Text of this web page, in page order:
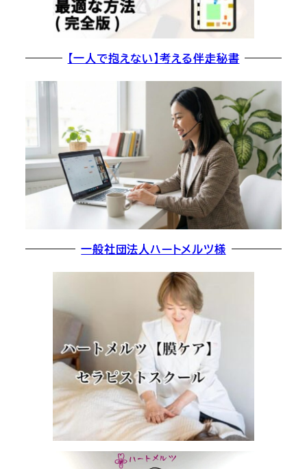
【一人で抱えない】考える伴走秘書
一般社団法人ハートメルツ様